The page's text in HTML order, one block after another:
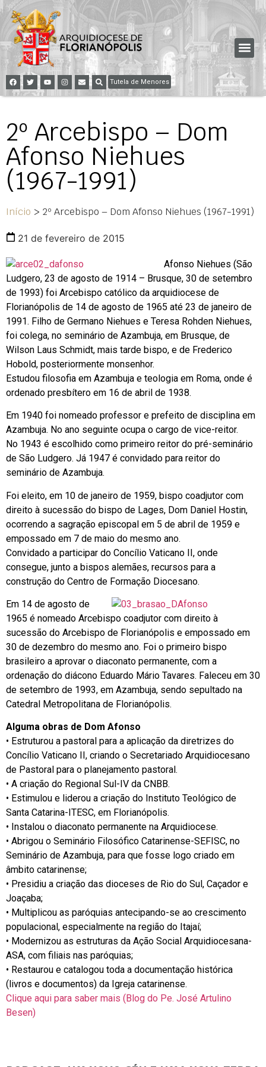
Tutela de Menores
2º Arcebispo – Dom
Afonso Niehues
(1967-1991)
Início > 2º Arcebispo – Dom Afonso Niehues (1967-1991)
21 de fevereiro de 2015
Afonso Niehues (São
Ludgero, 23 de agosto de 1914 – Brusque, 30 de setembro
de 1993) foi Arcebispo católico da arquidiocese de
Florianópolis de 14 de agosto de 1965 até 23 de janeiro de
1991. Filho de Germano Niehues e Teresa Rohden Niehues,
foi colega, no seminário de Azambuja, em Brusque, de
Wilson Laus Schmidt, mais tarde bispo, e de Frederico
Hobold, posteriormente monsenhor.
Estudou filosofia em Azambuja e teologia em Roma, onde é
ordenado presbítero em 16 de abril de 1938.
Em 1940 foi nomeado professor e prefeito de disciplina em
Azambuja. No ano seguinte ocupa o cargo de vice-reitor.
No 1943 é escolhido como primeiro reitor do pré-seminário
de São Ludgero. Já 1947 é convidado para reitor do
seminário de Azambuja.
Foi eleito, em 10 de janeiro de 1959, bispo coadjutor com
direito à sucessão do bispo de Lages, Dom Daniel Hostin,
ocorrendo a sagração episcopal em 5 de abril de 1959 e
empossado em 7 de maio do mesmo ano.
Convidado a participar do Concílio Vaticano II, onde
consegue, junto a bispos alemães, recursos para a
construção do Centro de Formação Diocesano.
Em 14 de agosto de
1965 é nomeado Arcebispo coadjutor com direito à
sucessão do Arcebispo de Florianópolis e empossado em
30 de dezembro do mesmo ano. Foi o primeiro bispo
brasileiro a aprovar o diaconato permanente, com a
ordenação do diácono Eduardo Mário Tavares. Faleceu em 30
de setembro de 1993, em Azambuja, sendo sepultado na
Catedral Metropolitana de Florianópolis.
Alguma obras de Dom Afonso
• Estruturou a pastoral para a aplicação da diretrizes do
Concílio Vaticano II, criando o Secretariado Arquidiocesano
de Pastoral para o planejamento pastoral.
• A criação do Regional Sul-IV da CNBB.
• Estimulou e liderou a criação do Instituto Teológico de
Santa Catarina-ITESC, em Florianópolis.
• Instalou o diaconato permanente na Arquidiocese.
• Abrigou o Seminário Filosófico Catarinense-SEFISC, no
Seminário de Azambuja, para que fosse logo criado em
âmbito catarinense;
• Presidiu a criação das dioceses de Rio do Sul, Caçador e
Joaçaba;
• Multiplicou as paróquias antecipando-se ao crescimento
populacional, especialmente na região do Itajaí;
• Modernizou as estruturas da Ação Social Arquidiocesana-
ASA, com filiais nas paróquias;
• Restaurou e catalogou toda a documentação histórica
(livros e documentos) da Igreja catarinense.
Clique aqui para saber mais (Blog do Pe. José Artulino
Besen)